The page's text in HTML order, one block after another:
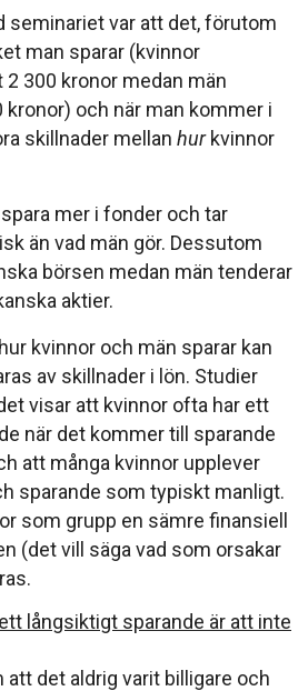
seminariet var att det, förutom
man sparar (kvinnor
300 kronor medan män
kronor) och när man kommer i
skillnader mellan hurkvinnor
mer i fonder och tar
än vad män gör. Dessutom
börsen medan män tenderar
aktier.
kvinnor och män sparar kan
av skillnader i lön. Studier
visar att kvinnor ofta har ett
när det kommer till sparande
att många kvinnor upplever
sparande som typiskt manligt.
som grupp en sämre finansiell
(det vill säga vad som orsakar
långsiktigt sparande är att inte
det aldrig varit billigare och